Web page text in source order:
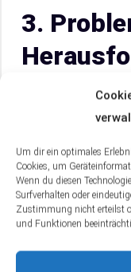
Um dir ein optimales
Cookies, um
Wenn du diesen
Surfverhalten oder
Zustimmung nicht erteilst
und Funktionen
3.